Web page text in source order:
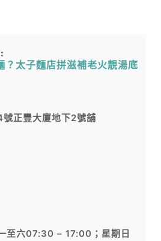
？太子麵店拼滋補老火靚湯底
正豐大廈地下2號舖
至六07:30 – 17:00；星期日